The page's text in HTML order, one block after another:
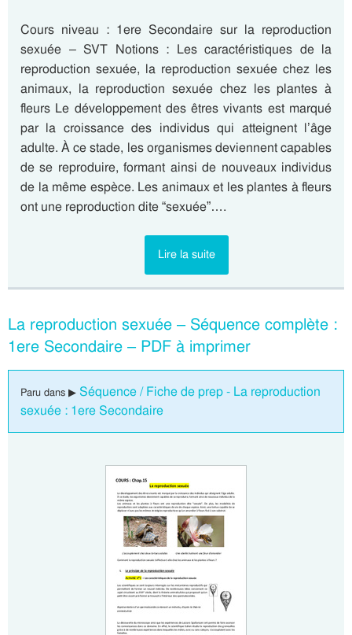
Cours niveau : 1ere Secondaire sur la reproduction
sexuée – SVT Notions : Les caractéristiques de la
reproduction sexuée, la reproduction sexuée chez les
animaux, la reproduction sexuée chez les plantes à
fleurs Le développement des êtres vivants est marqué
par la croissance des individus qui atteignent l’âge
adulte. À ce stade, les organismes deviennent capables
de se reproduire, formant ainsi de nouveaux individus
de la même espèce. Les animaux et les plantes à fleurs
ont une reproduction dite “sexuée”….
Lire la suite
La reproduction sexuée – Séquence complète :
1ere Secondaire – PDF à imprimer
Paru dans ▶ Séquence / Fiche de prep - La reproduction
sexuée : 1ere Secondaire